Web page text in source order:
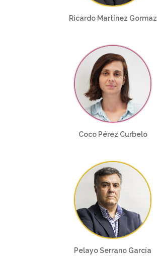
Ricardo Martínez Gormaz
Coco Pérez Curbelo
Pelayo Serrano García